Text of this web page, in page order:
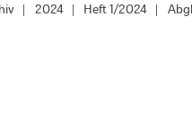
2024 Heft 1/2024